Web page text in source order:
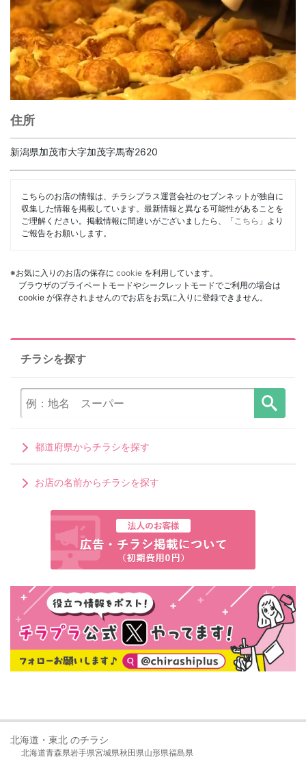
住所
新潟県加茂市大字加茂字馬寄2620
こちらのお店の情報は、チラシプラス運営会社のセブンネットが独自に
収集した情報を掲載しています。最新情報と異なる可能性があることを
ご理解ください。掲載情報に間違いがございましたら、「 こちら 」より
ご報告をお願いします。
※お気に入りのお店の保存に cookie を利用しています。
ブラウザのプライベートモードやシークレットモードでご利用の場合は
cookie が保存されませんのでお店をお気に入りに登録できません。
チラシを探す
都道府県からチラシを探す
お店の名前からチラシを探す
北海道・東北 のチラシ
北海道青森県岩手県宮城県秋田県山形県福島県